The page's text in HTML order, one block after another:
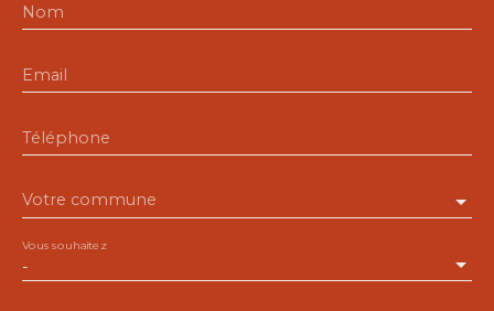
Nom
Email
Téléphone
Votre commune
-
Vous souhaitez